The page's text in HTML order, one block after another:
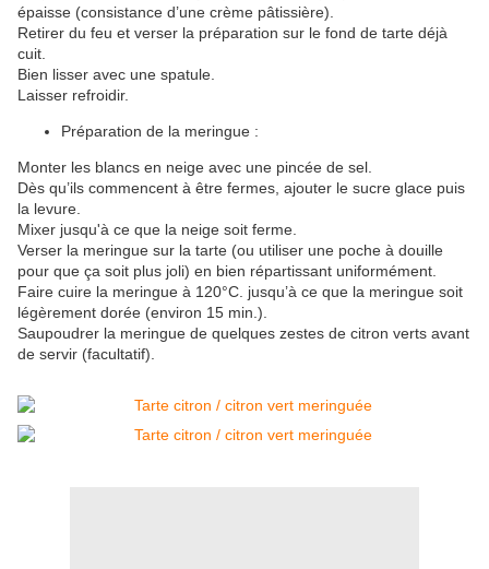
épaisse (consistance d’une crème pâtissière).
Retirer du feu et verser la préparation sur le fond de tarte déjà
cuit.
Bien lisser avec une spatule.
Laisser refroidir.
Préparation de la meringue :
Monter les blancs en neige avec une pincée de sel.
Dès qu’ils commencent à être fermes, ajouter le sucre glace puis
la levure.
Mixer jusqu'à ce que la neige soit ferme.
Verser la meringue sur la tarte (ou utiliser une poche à douille
pour que ça soit plus joli) en bien répartissant uniformément.
Faire cuire la meringue à 120°C. jusqu’à ce que la meringue soit
légèrement dorée (environ 15 min.).
Saupoudrer la meringue de quelques zestes de citron verts avant
de servir (facultatif).